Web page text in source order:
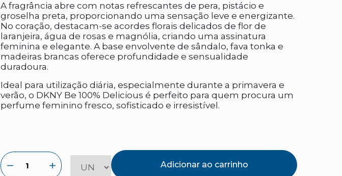
A fragrância abre com notas refrescantes de pera, pistácio e
groselha preta, proporcionando uma sensação leve e energizante.
No coração, destacam-se acordes florais delicados de flor de
laranjeira, água de rosas e magnólia, criando uma assinatura
feminina e elegante. A base envolvente de sândalo, fava tonka e
madeiras brancas oferece profundidade e sensualidade
duradoura.
Ideal para utilização diária, especialmente durante a primavera e
verão, o DKNY Be 100% Delicious é perfeito para quem procura um
perfume feminino fresco, sofisticado e irresistível.
Adicionar ao carrinho